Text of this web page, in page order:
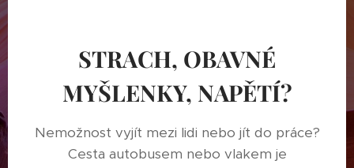
STRACH, OBAVNÉ
MYŠLENKY, NAPĚTÍ?
Nemožnost vyjít mezi lidi nebo jít do práce?
Cesta autobusem nebo vlakem je